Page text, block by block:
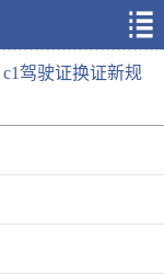
c1驾驶证换证新规